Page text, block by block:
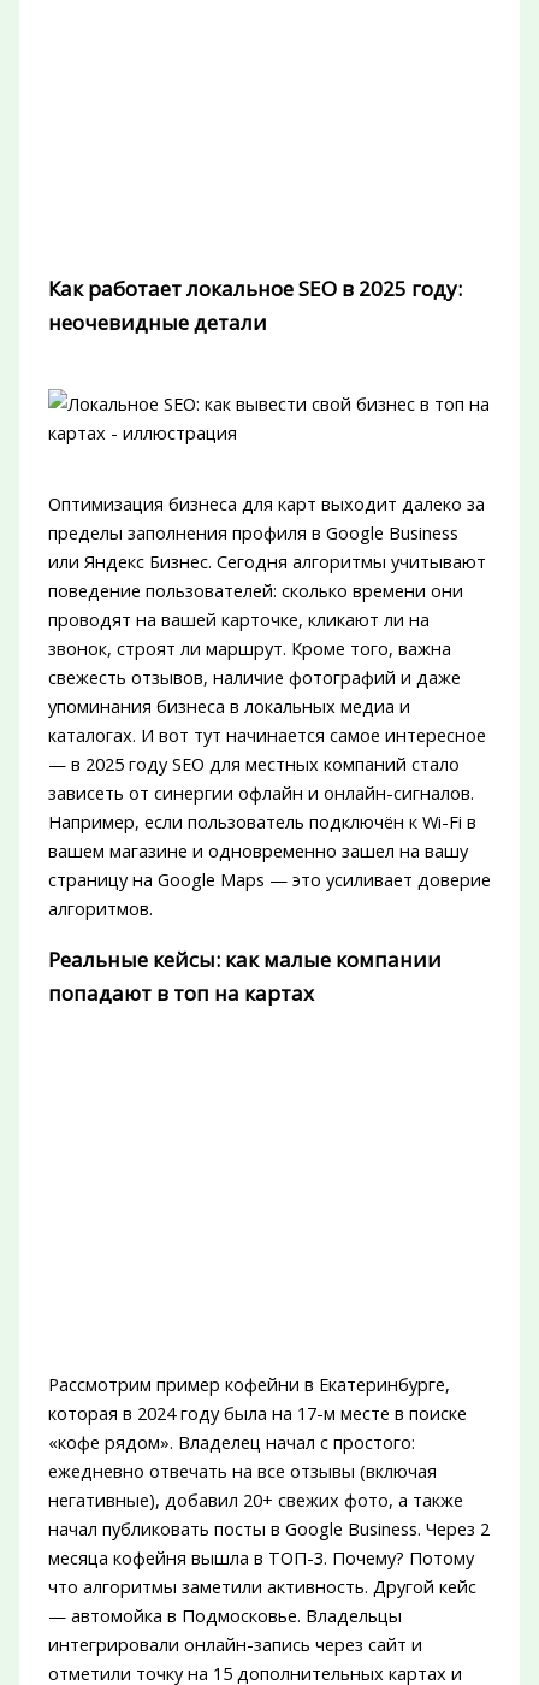
Как работает локальное SEO в 2025 году:
неочевидные детали
Оптимизация бизнеса для карт выходит далеко за
пределы заполнения профиля в Google Business
или Яндекс Бизнес. Сегодня алгоритмы учитывают
поведение пользователей: сколько времени они
проводят на вашей карточке, кликают ли на
звонок, строят ли маршрут. Кроме того, важна
свежесть отзывов, наличие фотографий и даже
упоминания бизнеса в локальных медиа и
каталогах. И вот тут начинается самое интересное
— в 2025 году SEO для местных компаний стало
зависеть от синергии офлайн и онлайн-сигналов.
Например, если пользователь подключён к Wi-Fi в
вашем магазине и одновременно зашел на вашу
страницу на Google Maps — это усиливает доверие
алгоритмов.
Реальные кейсы: как малые компании
попадают в топ на картах
Рассмотрим пример кофейни в Екатеринбурге,
которая в 2024 году была на 17-м месте в поиске
«кофе рядом». Владелец начал с простого:
ежедневно отвечать на все отзывы (включая
негативные), добавил 20+ свежих фото, а также
начал публиковать посты в Google Business. Через 2
месяца кофейня вышла в ТОП-3. Почему? Потому
что алгоритмы заметили активность. Другой кейс
— автомойка в Подмосковье. Владельцы
интегрировали онлайн-запись через сайт и
отметили точку на 15 дополнительных картах и